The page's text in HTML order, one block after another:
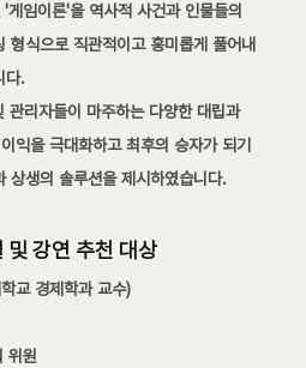
게임이론'을 역사적 사건과 인물들의
형식으로 직관적이고 흥미롭게 풀어내
다.
관리자들이 마주하는 다양한 대립과
익을 극대화하고 최후의 승자가 되기
상생의 솔루션을 제시하였습니다.
및 강연 추천 대상
교 경제학과 교수)
위원